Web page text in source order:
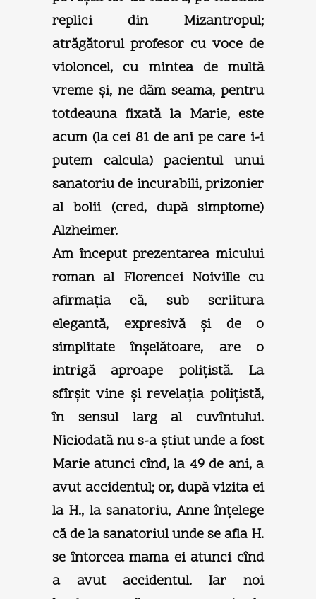
replici din Mizantropul;
atrăgătorul profesor cu voce de
violoncel, cu mintea de multă
vreme şi, ne dăm seama, pentru
totdeauna fixată la Marie, este
acum (la cei 81 de ani pe care i-i
putem calcula) pacientul unui
sanatoriu de incurabili, prizonier
al bolii (cred, după simptome)
Alzheimer.
Am început prezentarea micului
roman al Florencei Noiville cu
afirmaţia că, sub scriitura
elegantă, expresivă şi de o
simplitate înşelătoare, are o
intrigă aproape poliţistă. La
sfîrşit vine şi revelaţia poliţistă,
în sensul larg al cuvîntului.
Niciodată nu s-a ştiut unde a fost
Marie atunci cînd, la 49 de ani, a
avut accidentul; or, după vizita ei
la H., la sanatoriu, Anne înţelege
că de la sanatoriul unde se afla H.
se întorcea mama ei atunci cînd
a avut accidentul. Iar noi